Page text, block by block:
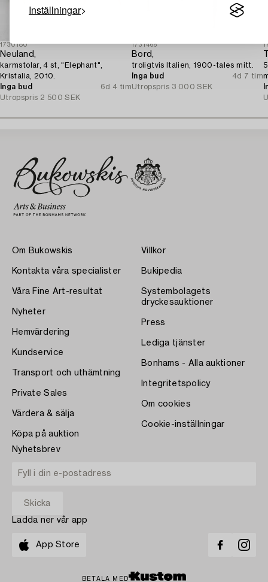
Inställningar
1730180
Neuland,
karmstolar, 4 st, "Elephant",
Kristalia, 2010.
Inga bud
6d 4 tim
Utropspris 2 500 SEK
1731466
Bord,
troligtvis Italien, 1900-tales mitt.
Inga bud
4d 7 tim
Utropspris 3 000 SEK
Om Bukowskis
Kontakta våra specialister
Våra Fine Art-resultat
Nyheter
Hemvärdering
Kundservice
Transport och uthämtning
Private Sales
Värdera & sälja
Köpa på auktion
Villkor
Bukipedia
Systembolagets
dryckesauktioner
Press
Lediga tjänster
Bonhams - Alla auktioner
Integritetspolicy
Om cookies
Cookie-inställningar
Nyhetsbrev
Ladda ner vår app
App Store
BETALA MED